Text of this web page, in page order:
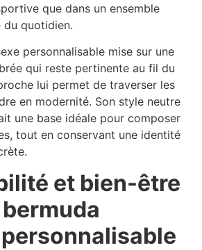
que dans un ensemble
quotidien.
personnalisable mise sur une
qui reste pertinente au fil du
lui permet de traverser les
en modernité. Son style neutre
une base idéale pour composer
tout en conservant une identité
et bien-être